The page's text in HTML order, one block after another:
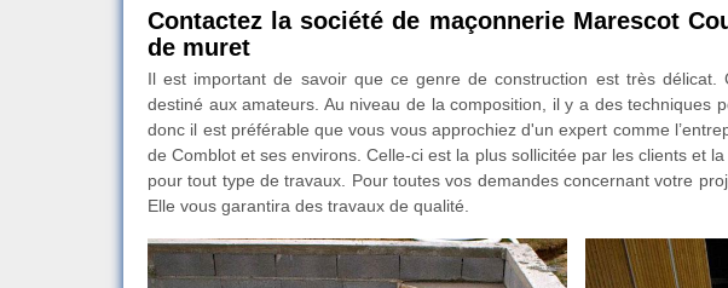
Contactez la société de maçonnerie Marescot
de muret
Il est important de savoir que ce genre de construction est très délicat.
destiné aux amateurs. Au niveau de la composition, il y a des techniques
donc il est préférable que vous vous approchiez d'un expert comme
de Comblot et ses environs. Celle-ci est la plus sollicitée par les clients et
pour tout type de travaux. Pour toutes vos demandes concernant votre
Elle vous garantira des travaux de qualité.